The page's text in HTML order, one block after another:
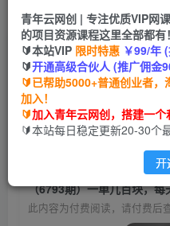
首页 创业课程 会员专属 正
（6793期）一单几百块
月入过万是怎么做到
青年云网创
2年前发布
此内容为付费阅读，请付费后
青年云网创 | 专注优质VIP网
的项目资源课程这里全部都有！
🔰本站VIP 限时特惠 ￥99/年
🔰开通高级合伙人 (推广佣金
🔰已帮助5000+普通创业者
加入！
🔰加入青年云网创，搭建一
🔰本站每日稳定更新20-30个
开